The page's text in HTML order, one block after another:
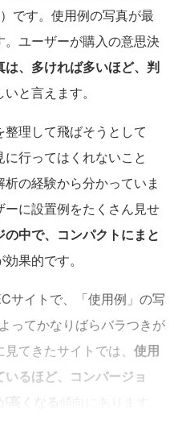
です。使用例の写真が最
。ユーザーが購入の意思決
は、多ければ多いほど、判
と言えます。
理して飛ばそうとして
行ってはくれないこと
の経験から分かっていま
に設置例をたくさん見せ
中で、コンパクトにまと
果的です。
サイトで、「使用例」の写
ってかなりばらバラつきが
てきたサイトでは、 使用
るほど、コンバージョ